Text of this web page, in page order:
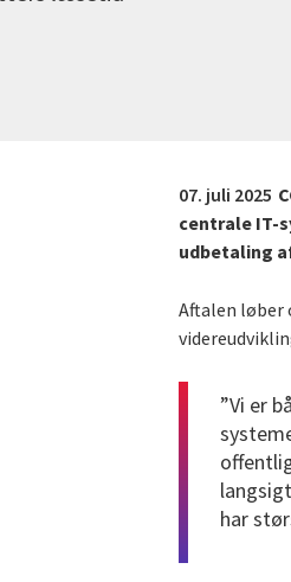
07. juli 2025
centrale IT-
udbetaling
Aftalen løber
”Vi er
har